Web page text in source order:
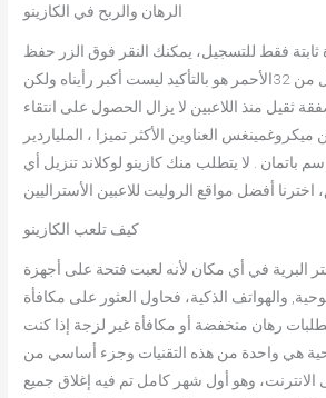
الرهان والربح في الكازينو
ثابتة فقط للتسجيل، يمكنك النقر فوق الزر حفظ
الذي ينبثق. جمع المحمول من 32الأحمر هو بالتأكيد ليست أكبر رأيناه ولكن
ثقيل منذ اللاعبين لا يزال الحصول على انتقاء
من بينها 170 من ميكروغمينغس العناوين الأكثر تميزا ، الملياردير
باتمان . لا يتطلب منك كازينو لوكلاند تنزيل أي
كيف تلعب الكازينو
البرية في أي مكان لأنه لعبت فتحة على أجهزة
والهواتف الذكية، فحاول العثور على مكافأة
رهان منخفضة أو مكافأة غير لزجة إذا كنت
هي واحدة من هذه التقنيات وجزء أساسي من
الانترنت، وهو أول شهر كامل تم فيه إغلاق جميع